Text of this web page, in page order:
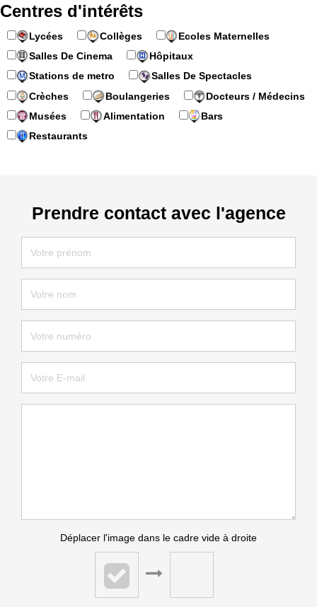
Centres d'intérêts
Lycées Collèges
Ecoles Maternelles
Salles De Cinema
Hôpitaux
Stations de metro
Salles De Spectacles
Crèches
Boulangeries
Docteurs / Médecins
Musées
Alimentation
Bars
Restaurants
Prendre contact avec l'agence
Déplacer l'image dans le cadre vide à droite